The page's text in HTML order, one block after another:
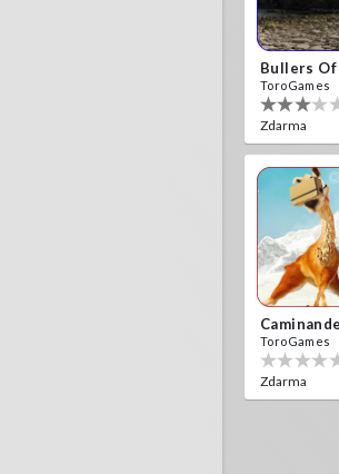
ToroGames
Zdarma
ToroGames
Zdarma